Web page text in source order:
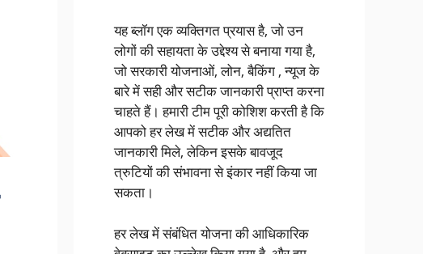
यह ब्लॉग एक व्यक्तिगत प्रयास है, जो उन
लोगों की सहायता के उद्देश्य से बनाया गया है,
जो सरकारी योजनाओं, लोन, बैकिंग , न्यूज के
बारे में सही और सटीक जानकारी प्राप्त करना
चाहते हैं। हमारी टीम पूरी कोशिश करती है कि
आपको हर लेख में सटीक और अद्यतित
जानकारी मिले, लेकिन इसके बावजूद
त्रुटियों की संभावना से इंकार नहीं किया जा
सकता।
हर लेख में संबंधित योजना की आधिकारिक